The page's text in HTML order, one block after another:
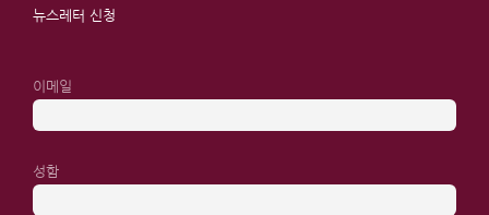
뉴스레터 신청
이메일
성함